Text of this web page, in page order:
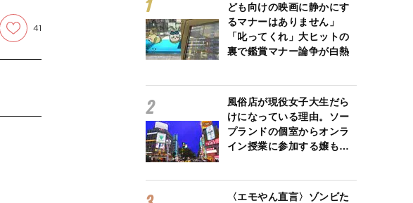
41
ども向けの映画に静かにす
るマナーはありません」
「叱ってくれ」大ヒットの
裏で鑑賞マナー論争が白熱
風俗店が現役女子大生だら
けになっている理由。ソー
プランドの個室からオンラ
イン授業に参加する嬢も…
〈エモやん直言〉ゾンビた